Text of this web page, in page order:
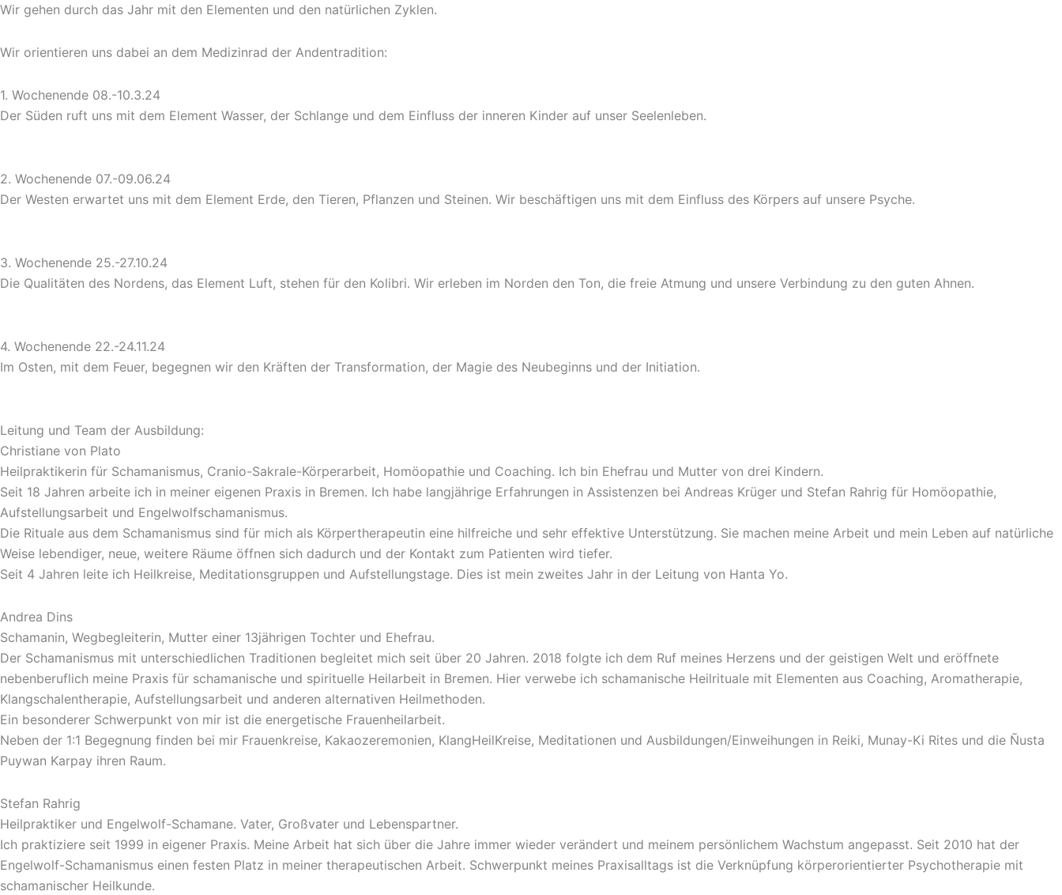
Wir gehen durch das Jahr mit den Elementen und den natürlichen Zyklen.
Wir orientieren uns dabei an dem Medizinrad der Andentradition:
1. Wochenende 08.-10.3.24
Der Süden ruft uns mit dem Element Wasser, der Schlange und dem Einfluss der inneren Kinder auf unser Seelenleben.
2. Wochenende 07.-09.06.24
Der Westen erwartet uns mit dem Element Erde, den Tieren, Pflanzen und Steinen. Wir beschäftigen uns mit dem Einfluss des Körpers auf unsere Psyche.
3. Wochenende 25.-27.10.24
Die Qualitäten des Nordens, das Element Luft, stehen für den Kolibri. Wir erleben im Norden den Ton, die freie Atmung und unsere Verbindung zu den guten Ahnen.
4. Wochenende 22.-24.11.24
Im Osten, mit dem Feuer, begegnen wir den Kräften der Transformation, der Magie des Neubeginns und der Initiation.
Leitung und Team der Ausbildung:
Christiane von Plato
Heilpraktikerin für Schamanismus, Cranio-Sakrale-Körperarbeit, Homöopathie und Coaching. Ich bin Ehefrau und Mutter von drei Kindern.
Seit 18 Jahren arbeite ich in meiner eigenen Praxis in Bremen. Ich habe langjährige Erfahrungen in Assistenzen bei Andreas Krüger und Stefan Rahrig für Homöopathie,
Aufstellungsarbeit und Engelwolfschamanismus.
Die Rituale aus dem Schamanismus sind für mich als Körpertherapeutin eine hilfreiche und sehr effektive Unterstützung. Sie machen meine Arbeit und mein Leben auf natürliche
Weise lebendiger, neue, weitere Räume öffnen sich dadurch und der Kontakt zum Patienten wird tiefer.
Seit 4 Jahren leite ich Heilkreise, Meditationsgruppen und Aufstellungstage. Dies ist mein zweites Jahr in der Leitung von Hanta Yo.
Andrea Dins
Schamanin, Wegbegleiterin, Mutter einer 13jährigen Tochter und Ehefrau.
Der Schamanismus mit unterschiedlichen Traditionen begleitet mich seit über 20 Jahren. 2018 folgte ich dem Ruf meines Herzens und der geistigen Welt und eröffnete
nebenberuflich meine Praxis für schamanische und spirituelle Heilarbeit in Bremen. Hier verwebe ich schamanische Heilrituale mit Elementen aus Coaching, Aromatherapie,
Klangschalentherapie, Aufstellungsarbeit und anderen alternativen Heilmethoden.
Ein besonderer Schwerpunkt von mir ist die energetische Frauenheilarbeit.
Neben der 1:1 Begegnung finden bei mir Frauenkreise, Kakaozeremonien, KlangHeilKreise, Meditationen und Ausbildungen/Einweihungen in Reiki, Munay-Ki Rites und die Ñusta
Puywan Karpay ihren Raum.
Stefan Rahrig
Heilpraktiker und Engelwolf-Schamane. Vater, Großvater und Lebenspartner.
Ich praktiziere seit 1999 in eigener Praxis. Meine Arbeit hat sich über die Jahre immer wieder verändert und meinem persönlichem Wachstum angepasst. Seit 2010 hat der
Engelwolf-Schamanismus einen festen Platz in meiner therapeutischen Arbeit. Schwerpunkt meines Praxisalltags ist die Verknüpfung körperorientierter Psychotherapie mit
schamanischer Heilkunde.